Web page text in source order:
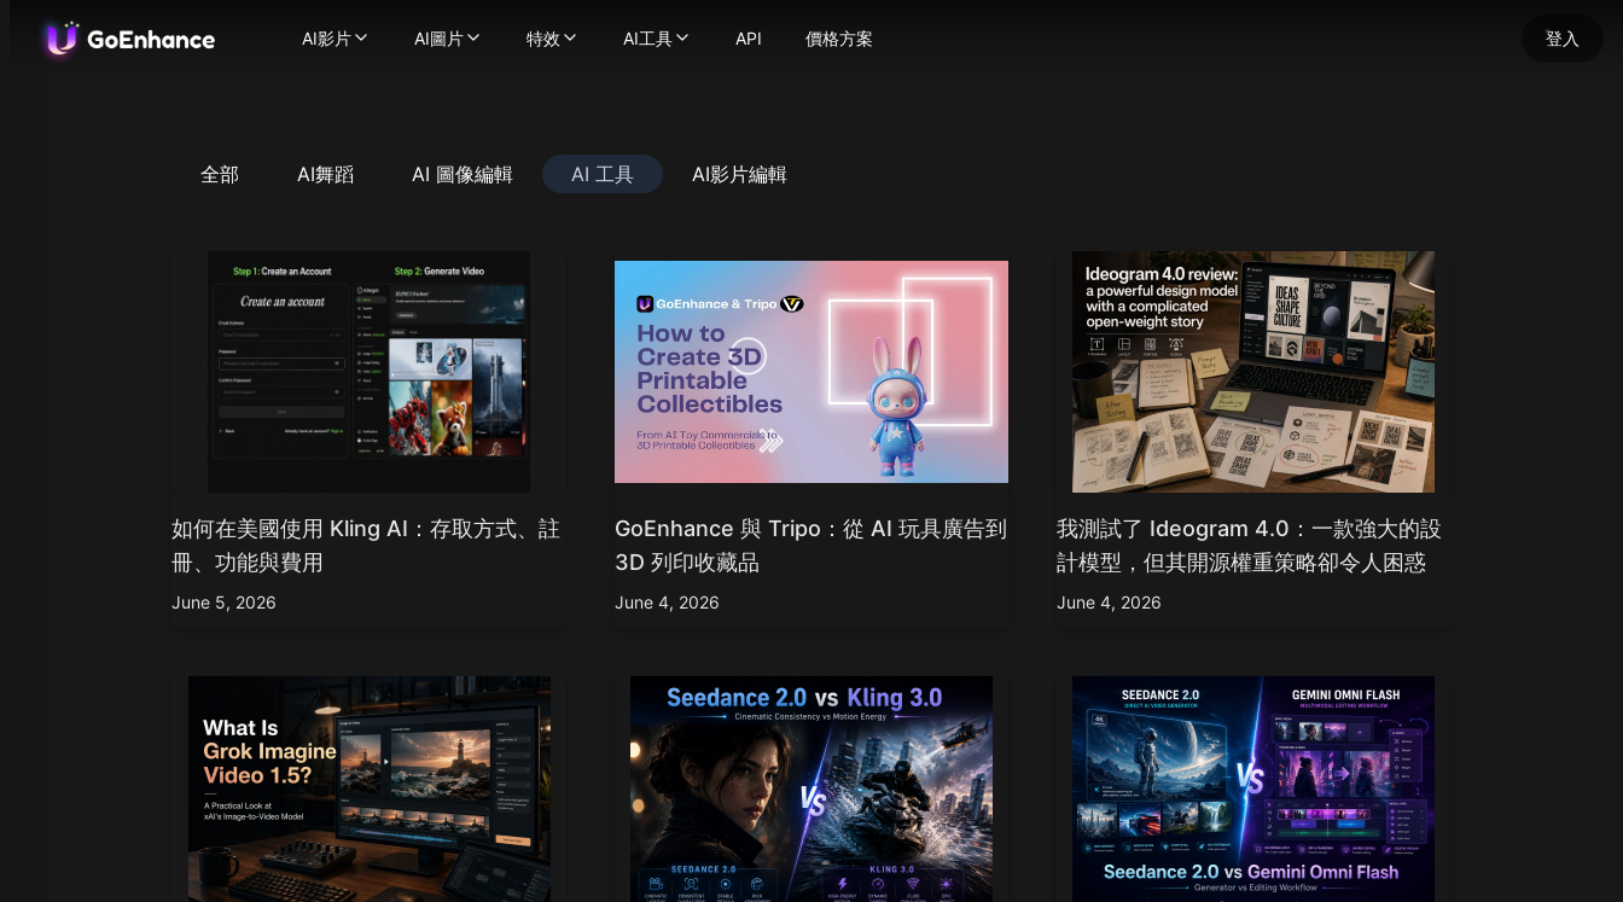
AI影片
將你的影片轉換成不同動漫風格的影片
AI影片生成器-將文字或圖片轉換成影片，讓你的想像成真！
使用我們的AI影片換臉工具更換影片中的任何臉部
AI ASMR 影片
一鍵生成沉浸式 ASMR 影片，畫面與音效完美結合
唇形同步影片
輕鬆將任何影片轉換為無縫唇形同步
人物動畫-只需一張圖片即可創建人物動畫
影片增強器-使用AI增強和提升影片品質
支援的影片模型
GoEnhance
Kling AI
Hailuo AI
Luma AI
Midjourney Video
Veo 3
Kling 2.5
Kling 2.6
Wan 2.5
Pixverse
Sora 2
Grok Imagine
Wan AI
AI圖片
無縫替換照片中的臉部
圖片增強器
-
將你的圖片增強並放大至極致細節
Recraft
Stable Diffusion
Qwen Image
Nano Banana(Gemini 2.5 Flash)
Nano Banana Pro
Hunyuan Image 2.1
Midjourney Image
Seedream 4.0
Qwen Image Edit
Z Image Turbo
特效
AI擁抱生成器
地球縮放AI特效
AI比基尼生成器
AI格鬥生成器
查看更多
照片特效
吉卜力風AI生成器
皮克斯風AI生成器
AI嬰兒濾鏡
AI懷孕特效
AI卡通生成器
AI公仔生成器
AI工具
AI ASMR影片生成器
AI舞蹈生成器
圖片轉影片
圖片工具
圖片轉提示詞
AI美女生成器
AI標誌生成器
AI圖片混合器
AI大頭貼生成器
API 價格方案 登入
全部 AI舞蹈 AI 圖像編輯 AI 工具 AI影片編輯
如何在美國使用 Kling AI：存取方式、註
冊、功能與費用
June 5, 2026
GoEnhance 與 Tripo：從 AI 玩具廣告到
3D 列印收藏品
June 4, 2026
我測試了 Ideogram 4.0：一款強大的設
計模型，但其開源權重策略卻令人困惑
June 4, 2026